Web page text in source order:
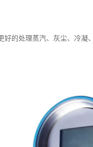
的处理蒸汽、灰尘、冷凝